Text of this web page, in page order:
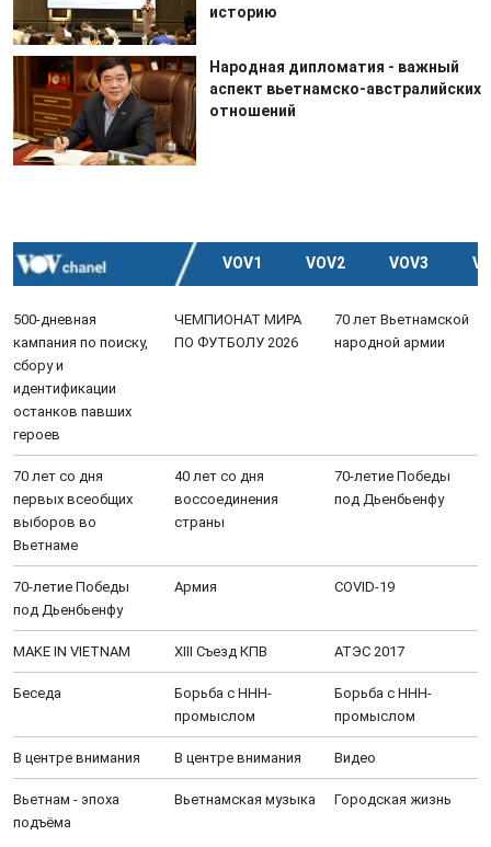
историю
Народная дипломатия - важный
аспект вьетнамско-австралийских
отношений
VOV1 VOV2 VOV3
500-дневная
кампания по поиску,
сбору и
идентификации
останков павших
героев
ЧЕМПИОНАТ МИРА
ПО ФУТБОЛУ 2026
70 лет Вьетнамской
народной армии
70 лет со дня
первых всеобщих
выборов во
Вьетнаме
40 лет со дня
воссоединения
страны
70-летие Победы
под Дьенбьенфу
70-летие Победы
под Дьенбьенфу
Aрмия COVID-19
MAKE IN VIETNAM XIII Cъезд КПВ АТЭС 2017
Беседа
Борьба с ННН-
промыслом
Борьба с ННН-
промыслом
В центре внимания В центре внимания Видео
Вьетнам - эпоха
подъёма
Вьетнамская музыка Городская жизнь